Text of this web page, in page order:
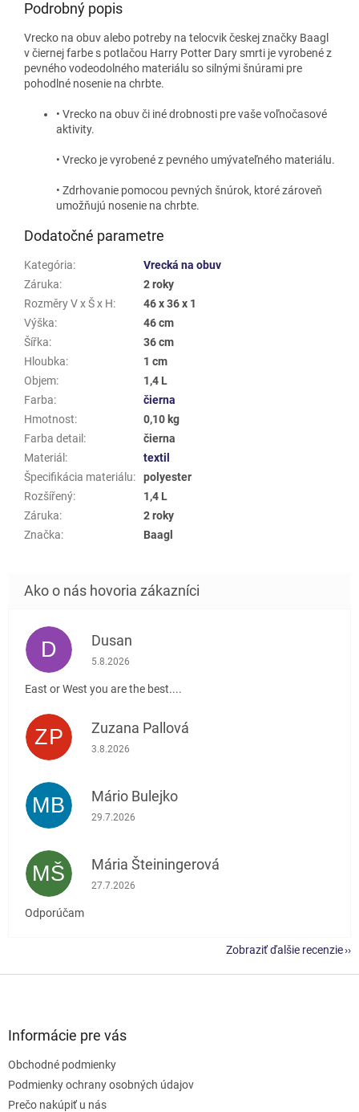
Podrobný popis
Vrecko na obuv alebo potreby na telocvik českej značky Baagl
v čiernej farbe s potlačou Harry Potter Dary smrti je vyrobené z
pevného vodeodolného materiálu so silnými šnúrami pre
pohodlné nosenie na chrbte.
• Vrecko na obuv či iné drobnosti pre vaše voľnočasové
aktivity.
• Vrecko je vyrobené z pevného umývateľného materiálu.
• Zdrhovanie pomocou pevných šnúrok, ktoré zároveň
umožňujú nosenie na chrbte.
Dodatočné parametre
Kategória:
Vrecká na obuv
Záruka:
2 roky
Rozměry V x Š x H:
46 x 36 x 1
Výška:
46 cm
Šířka:
36 cm
Hloubka:
1 cm
Objem:
1,4 L
Farba:
čierna
Hmotnost:
0,10 kg
Farba detail :
čierna
Materiál :
textil
Špecifikácia materiálu:
polyester
Rozšířený:
1,4 L
Záruka:
2 roky
Značka: Baagl
D Dusan
Hodnotenie obchodu je 5 z 5 hviezdičiek.
5.8.2026
East or West you are the best....
ZP Zuzana Pallová
Hodnotenie obchodu je 5 z 5 hviezdičiek.
3.8.2026
MB Mário Bulejko
Hodnotenie obchodu je 5 z 5 hviezdičiek.
29.7.2026
MŠ Mária Šteiningerová
Hodnotenie obchodu je 5 z 5 hviezdičiek.
27.7.2026
Odporúčam
Zobraziť ďalšie recenzie
Informácie pre vás
Obchodné podmienky
Podmienky ochrany osobných údajov
Prečo nakúpiť u nás